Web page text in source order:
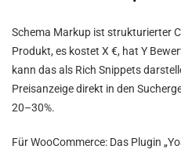
Schema Markup ist strukturierter
Produkt, es kostet X €, hat Y
kann das als Rich Snippets
Preisanzeige direkt in den
20–30%.
Für WooCommerce: Das Plugin